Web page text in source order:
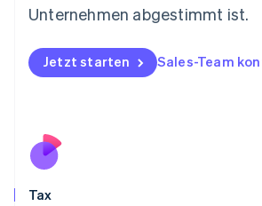
Unternehmen abgestimmt ist.
Jetzt starten Sales-Team
Tax
NederlandsEnglish
English
Österreich
Portugal
Português